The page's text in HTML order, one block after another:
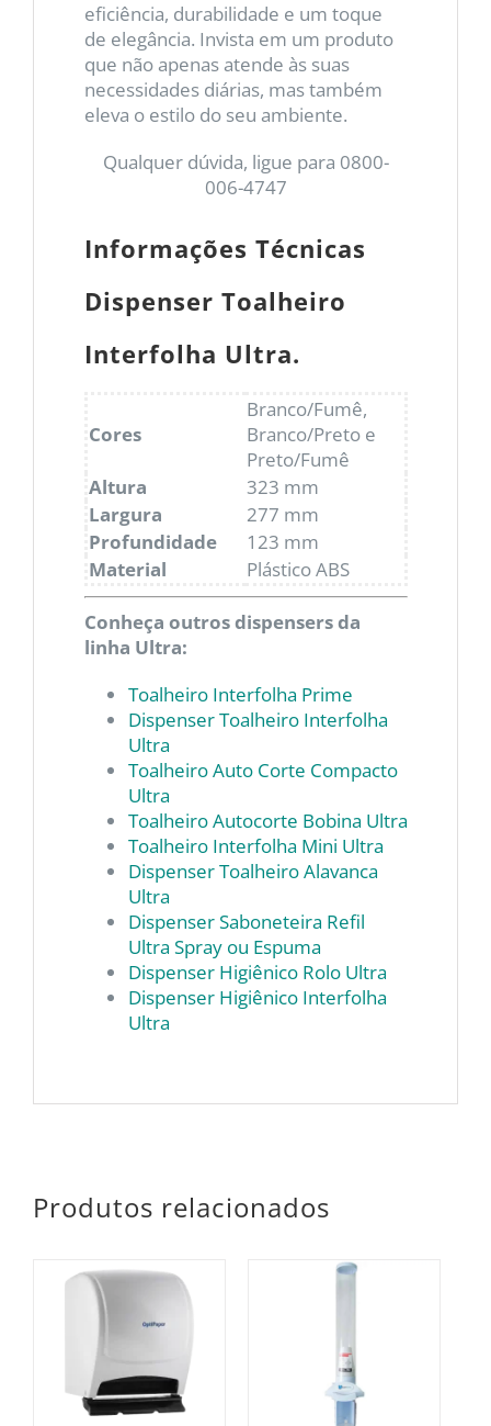
eficiência, durabilidade e um toque
de elegância. Invista em um produto
que não apenas atende às suas
necessidades diárias, mas também
eleva o estilo do seu ambiente.
Qualquer dúvida, ligue para 0800-
006-4747
Informações Técnicas
Dispenser Toalheiro
Interfolha Ultra.
Cores
Branco/Fumê,
Branco/Preto e
Preto/Fumê
Altura
323 mm
Largura
277 mm
Profundidade
123 mm
Material
Plástico ABS
Conheça outros dispensers da
linha Ultra:
Toalheiro Interfolha Prime
Dispenser Toalheiro Interfolha
Ultra
Toalheiro Auto Corte Compacto
Ultra
Toalheiro Autocorte Bobina Ultra
Toalheiro Interfolha Mini Ultra
Dispenser Toalheiro Alavanca
Ultra
Dispenser Saboneteira Refil
Ultra Spray ou Espuma
Dispenser Higiênico Rolo Ultra
Dispenser Higiênico Interfolha
Ultra
Produtos relacionados